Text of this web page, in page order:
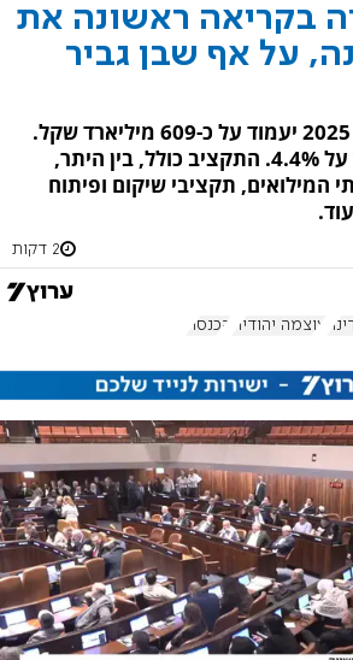
בקריאה ראשונה את
על אף שבן גביר
תקציב המדינה לשנת 2025 יעמוד על כ-609 מיליארד שקל.
תקרת הגירעון תעמוד על 4.4%. התקציב כולל, בין היתר,
תקציבי שיקום ופיתוח
2 דקות
עוצמה יהודית הכנסת